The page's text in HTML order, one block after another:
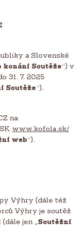
a Slovenské
konání Soutěže“) v
31. 7. 2025
Soutěže“).
na
www.kofola.sk/
web“).
Výhry (dále též
Výhry je soutěž
jen „ Soutěžní